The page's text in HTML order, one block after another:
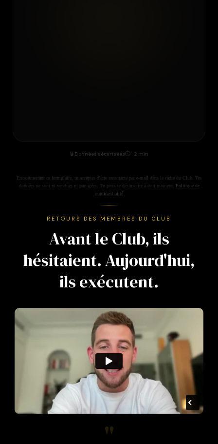
🔒 Données sécurisées⏱ ~2 min
En soumettant ce formulaire, tu acceptes d'être recontacté par e-mail dans le cadre du Club. Tes
données ne sont ni vendues ni partagées. Tu peux te désinscrire à tout moment.
Politique de
confidentialité
RETOURS DES MEMBRES DU CLUB
Avant le Club, ils
hésitaient. Aujourd'hui,
ils exécutent.
"